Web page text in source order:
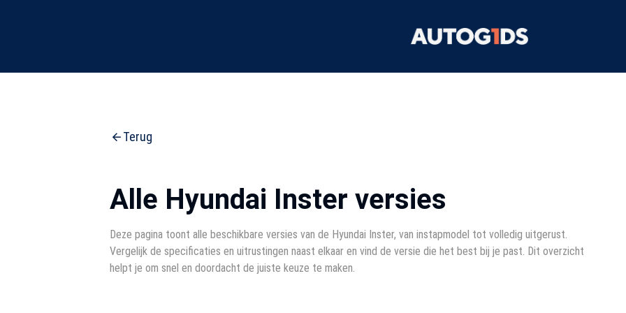
Terug
Alle Hyundai Inster versies
Deze pagina toont alle beschikbare versies van de Hyundai Inster, van instapmodel tot volledig uitgerust.
Vergelijk de specificaties en uitrustingen naast elkaar en vind de versie die het best bij je past. Dit overzicht
helpt je om snel en doordacht de juiste keuze te maken.